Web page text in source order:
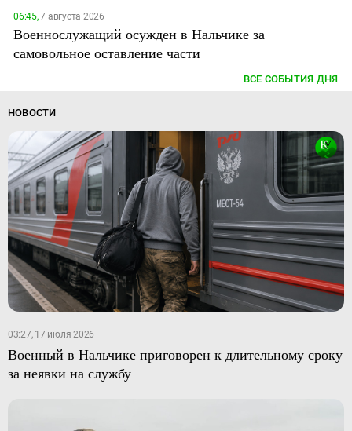
06:45,7 августа 2026
Военнослужащий осужден в Нальчике за
самовольное оставление части
ВСЕ СОБЫТИЯ ДНЯ
НОВОСТИ
03:27, 17 июля 2026
Военный в Нальчике приговорен к длительному сроку
за неявки на службу